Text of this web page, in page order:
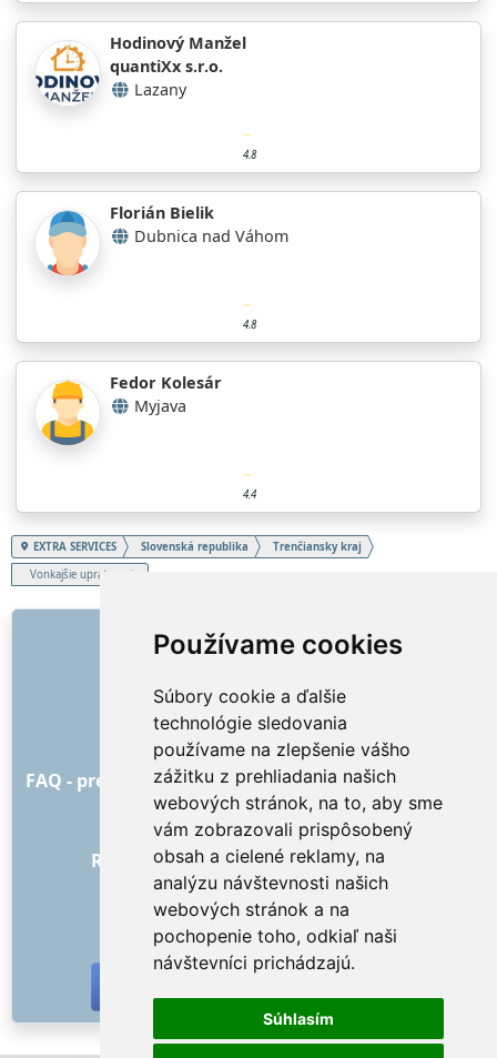
Používame cookies
Súbory cookie a ďalšie
technológie sledovania
používame na zlepšenie vášho
zážitku z prehliadania našich
webových stránok, na to, aby sme
vám zobrazovali prispôsobený
obsah a cielené reklamy, na
analýzu návštevnosti našich
webových stránok a na
pochopenie toho, odkiaľ naši
návštevníci prichádzajú.
Súhlasím
Hodinový Manžel
quantiXx s.r.o.
Lazany
4.8
Florián Bielik
Dubnica nad Váhom
4.8
Fedor Kolesár
Myjava
4.4
EXTRA SERVICES Slovenská republika
Trenčiansky kraj
Vonkajšie upratovanie
ODKAZY
Ako to všetko začalo
Cenník
Všeobecné obchodné podmienky
FAQ - pre objednávateľa FAQ - pre poskytovateľov
Reklama a marketing
Blog
Recenzie objednávok s hodnotením
Kontakt
SOCIÁLNE SIETE